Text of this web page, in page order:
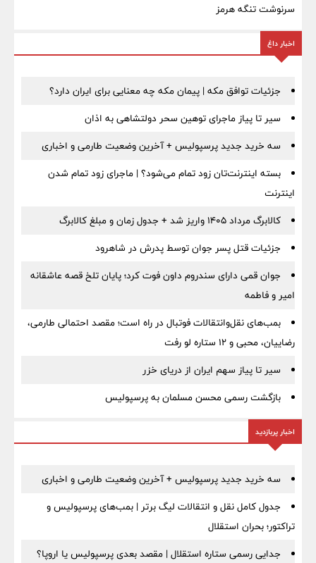
سرنوشت تنگه هرمز
اخبار داغ
جزئیات توافق مکه | پیمان مکه چه معنایی برای ایران دارد؟
سیر تا پیاز ماجرای توهین سحر دولتشاهی به اذان
سه خرید جدید پرسپولیس + آخرین وضعیت طارمی و اخباری
بسته اینترنت‌تان زود تمام می‌شود؟ | ماجرای زود تمام شدن
اینترنت
کالابرگ مرداد ۱۴۰۵ واریز شد + جدول زمان و مبلغ کالابرگ
جزئیات قتل پسر جوان توسط پدرش در شاهرود
جوان قمی دارای سندروم داون فوت کرد؛ پایان تلخ قصه عاشقانه
امیر و فاطمه
بمب‌های نقل‌وانتقالات فوتبال در راه است؛ مقصد احتمالی طارمی،
رضاییان، محبی و ۱۲ ستاره لو رفت
سیر تا پیاز سهم ایران از دریای خزر
بازگشت رسمی محسن مسلمان به پرسپولیس
اخبار پربازدید
سه خرید جدید پرسپولیس + آخرین وضعیت طارمی و اخباری
جدول کامل نقل و انتقالات لیگ برتر | بمب‌های پرسپولیس و
تراکتور؛ بحران استقلال
جدایی رسمی ستاره استقلال | مقصد بعدی پرسپولیس یا اروپا؟